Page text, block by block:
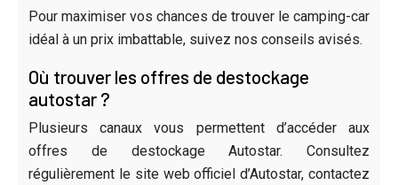
Pour maximiser vos chances de trouver le camping-car
idéal à un prix imbattable, suivez nos conseils avisés.
Où trouver les offres de destockage
autostar ?
Plusieurs canaux vous permettent d’accéder aux
offres de destockage Autostar. Consultez
régulièrement le site web officiel d’Autostar, contactez